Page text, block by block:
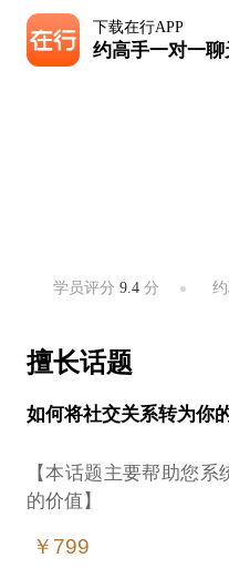
下载在行APP
约高手一对一聊
学员评分9.4 分
擅长话题
如何将社交关系转为你
【本话题主要帮助您
的价值】
假如您希望有以下方
￥799